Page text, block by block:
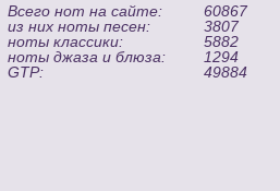
Всего нот на сайте:
60867
из них ноты песен:
3807
ноты классики:
5882
ноты джаза и блюза:
1294
GTP:
49884